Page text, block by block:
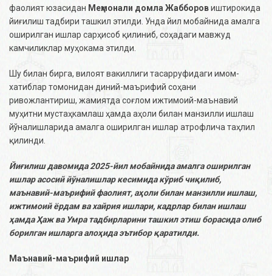
фаолият юзасидан Меҳмонали домла Жабборовиштирокида
йиғилиш тадбири ташкил этилди. Унда йил мобайнида амалга
оширилган ишлар сарҳисоб қилиниб, соҳадаги мавжуд
камчиликлар муҳокама этилди.
Шу билан бирга, вилоят вакиллиги тасарруфидаги имом-
хатиблар томонидан диний-маърифий соҳани
ривожлантириш, жамиятда соғлом ижтимоий-маънавий
муҳитни мустаҳкамлаш ҳамда аҳоли билан манзилли ишлаш
йўналишларида амалга оширилган ишлар атрофлича таҳлил
қилинди.
Йиғилиш давомида 2025-йил мобайнида амалга оширилган
ишлар асосий йўналишлар кесимида кўриб чиқилиб,
маънавий-маърифий фаолият, аҳоли билан манзилли ишлаш,
ижтимоий ёрдам ва хайрия ишлари, кадрлар билан ишлаш
ҳамда Ҳаж ва Умра тадбирларини ташкил этиш борасида олиб
борилган ишларга алоҳида эътибор қаратилди.
Маънавий-маърифий ишлар